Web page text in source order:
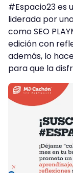
#Espacio23 es
liderada por
como SEO
edición con
además, lo
para que la